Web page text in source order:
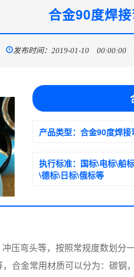
合金90度焊
发布时间：2019-01-10 00:00:00
产品类型： 合金90度焊接
执行标准： 国标\电标\船
\德标\日标\俄标等
压弯头等，按照常规度数划分
合金常用材质可以分为：碳